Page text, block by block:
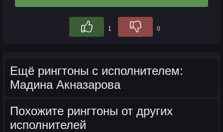
1 0
Ещё рингтоны с исполнителем:
Мадина Акназарова
Похожите рингтоны от других
исполнителей